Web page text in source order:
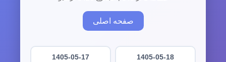
صفحه اصلی
1405-05-18
1405-05-17